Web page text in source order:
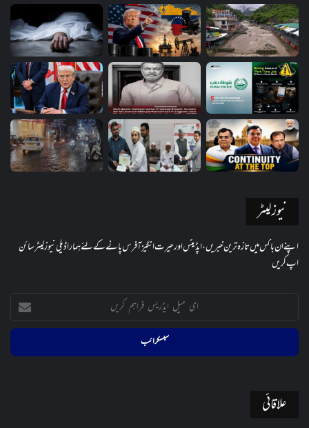
نیوز لیٹر
اپنے ان باکس میں تازہ ترین خبریں، اپڈیٹس اور حیرت انگیز آفرس پانے کے لئے ہمارا ڈیلی نیوز لیٹر سائن
اپ کریں
ایڈریس
کریں
علاقائی